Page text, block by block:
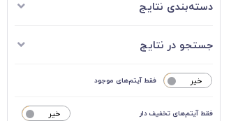
دسته‌بندی نتایج
جستجو در نتایج
خیر فقط آیتم‌های موجود
خیر فقط آیتم‌های تخفیف دار